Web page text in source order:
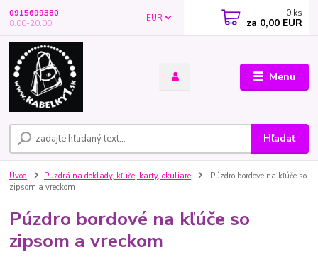
Menu
EUR
Hľadať
0915699380
8.00-20.00
0 ks
za 0,00 EUR
Úvod Puzdrá na doklady, kľúče, karty, okuliare
Púzdro bordové na kľúče so
zipsom a vreckom
Púzdro bordové na kľúče so
zipsom a vreckom